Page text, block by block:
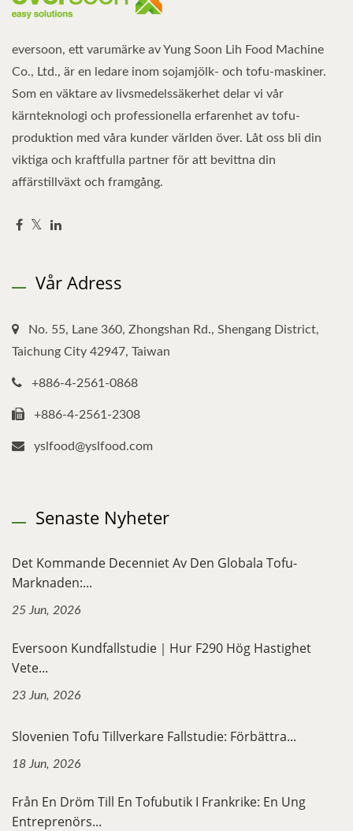
eversoon, ett varumärke av Yung Soon Lih Food Machine
Co., Ltd., är en ledare inom sojamjölk- och tofu-maskiner.
Som en väktare av livsmedelssäkerhet delar vi vår
kärnteknologi och professionella erfarenhet av tofu-
produktion med våra kunder världen över. Låt oss bli din
viktiga och kraftfulla partner för att bevittna din
affärstillväxt och framgång.
Vår Adress
No. 55, Lane 360, Zhongshan Rd., Shengang District,
Taichung City 42947, Taiwan
+886-4-2561-0868
+886-4-2561-2308
yslfood@yslfood.com
Senaste Nyheter
Det Kommande Decenniet Av Den Globala Tofu-
Marknaden:...
25 Jun, 2026
Eversoon Kundfallstudie｜Hur F290 Hög Hastighet
Vete...
23 Jun, 2026
Slovenien Tofu Tillverkare Fallstudie: Förbättra...
18 Jun, 2026
Från En Dröm Till En Tofubutik I Frankrike: En Ung
Entreprenörs...